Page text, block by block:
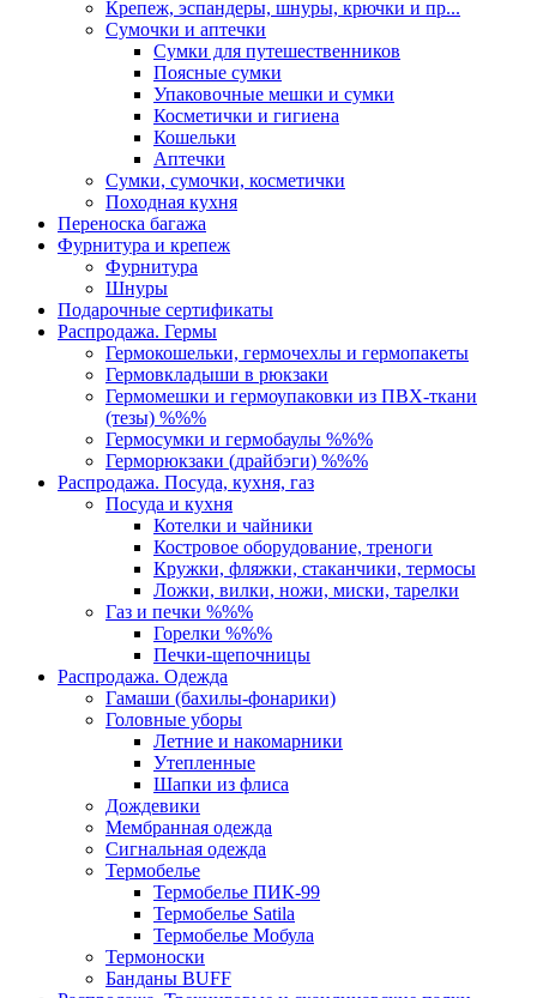
Крепеж, эспандеры, шнуры, крючки и пр...
Сумочки и аптечки
Сумки для путешественников
Поясные сумки
Упаковочные мешки и сумки
Косметички и гигиена
Кошельки
Аптечки
Сумки, сумочки, косметички
Походная кухня
Переноска багажа
Фурнитура и крепеж
Фурнитура
Шнуры
Подарочные сертификаты
Распродажа. Гермы
Гермокошельки, гермочехлы и гермопакеты
Гермовкладыши в рюкзаки
Гермомешки и гермоупаковки из ПВХ-ткани
(тезы) %%%
Гермосумки и гермобаулы %%%
Герморюкзаки (драйбэги) %%%
Распродажа. Посуда, кухня, газ
Посуда и кухня
Котелки и чайники
Костровое оборудование, треноги
Кружки, фляжки, стаканчики, термосы
Ложки, вилки, ножи, миски, тарелки
Газ и печки %%%
Горелки %%%
Печки-щепочницы
Распродажа. Одежда
Гамаши (бахилы-фонарики)
Головные уборы
Летние и накомарники
Утепленные
Шапки из флиса
Дождевики
Мембранная одежда
Сигнальная одежда
Термобелье
Термобелье ПИК-99
Термобелье Satila
Термобелье Мобула
Термоноски
Банданы BUFF